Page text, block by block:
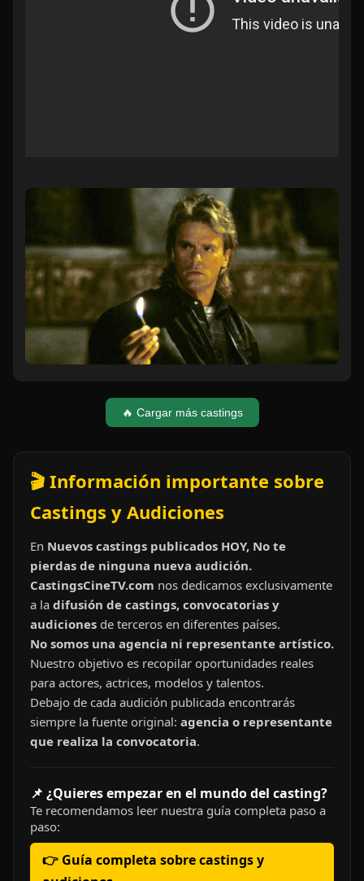
🔥 Cargar más castings
🎬 Información importante sobre
Castings y Audiciones
En Nuevos castings publicados HOY, No te
pierdas de ninguna nueva audición.
CastingsCineTV.com nos dedicamos exclusivamente
a la difusión de castings, convocatorias y
audiciones de terceros en diferentes países.
No somos una agencia ni representante artístico.
Nuestro objetivo es recopilar oportunidades reales
para actores, actrices, modelos y talentos.
Debajo de cada audición publicada encontrarás
siempre la fuente original: agencia o representante
que realiza la convocatoria.
📌 ¿Quieres empezar en el mundo del casting?
Te recomendamos leer nuestra guía completa paso a
paso:
👉 Guía completa sobre castings y